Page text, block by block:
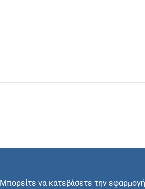
Μπορείτε να κατεβάσετε την εφαρμογή